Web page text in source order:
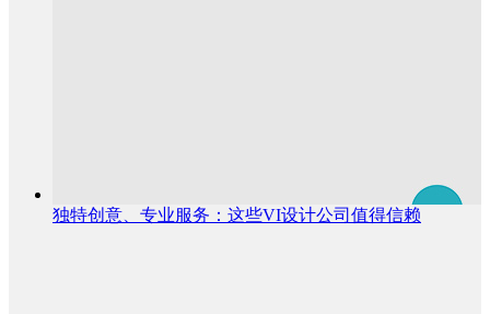
独特创意、专业服务：这些VI设计公司值得信赖